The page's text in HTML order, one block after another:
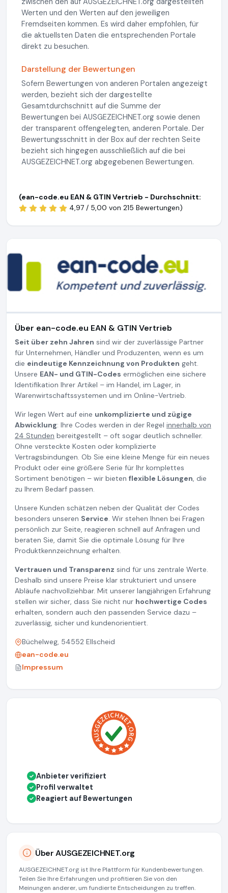
Werten und den Werten auf den jeweiligen
Fremdseiten kommen. Es wird daher empfohlen, für
die aktuellsten Daten die entsprechenden Portale
direkt zu besuchen.
Darstellung der Bewertungen
Sofern Bewertungen von anderen Portalen angezeigt
werden, bezieht sich der dargestellte
Gesamtdurchschnitt auf die Summe der
Bewertungen bei AUSGEZEICHNET.org sowie denen
der transparent offengelegten, anderen Portale. Der
Bewertungsschnitt in der Box auf der rechten Seite
bezieht sich hingegen ausschließlich auf die bei
AUSGEZEICHNET.org abgegebenen Bewertungen.
(ean-code.eu EAN & GTIN Vertrieb - Durchschnitt:
4,97 / 5,00 von 215 Bewertungen)
Über ean-code.eu EAN & GTIN Vertrieb
Seit über zehn Jahren sind wir der zuverlässige Partner
für Unternehmen, Händler und Produzenten, wenn es um
die eindeutige Kennzeichnung von Produkten geht.
Unsere EAN- und GTIN-Codes ermöglichen eine sichere
Identifikation Ihrer Artikel – im Handel, im Lager, in
Warenwirtschaftssystemen und im Online-Vertrieb.
Wir legen Wert auf eine unkomplizierte und zügige
Abwicklung: Ihre Codes werden in der Regel innerhalb von
24 Stunden bereitgestellt – oft sogar deutlich schneller.
Ohne versteckte Kosten oder komplizierte
Vertragsbindungen. Ob Sie eine kleine Menge für ein neues
Produkt oder eine größere Serie für Ihr komplettes
Sortiment benötigen – wir bieten flexible Lösungen, die
zu Ihrem Bedarf passen.
Unsere Kunden schätzen neben der Qualität der Codes
besonders unseren Service. Wir stehen Ihnen bei Fragen
persönlich zur Seite, reagieren schnell auf Anfragen und
beraten Sie, damit Sie die optimale Lösung für Ihre
Produktkennzeichnung erhalten.
Vertrauen und Transparenz sind für uns zentrale Werte.
Deshalb sind unsere Preise klar strukturiert und unsere
Abläufe nachvollziehbar. Mit unserer langjährigen Erfahrung
stellen wir sicher, dass Sie nicht nur hochwertige Codes
erhalten, sondern auch den passenden Service dazu –
zuverlässig, sicher und kundenorientiert.
Büchelweg, 54552 Ellscheid
ean-code.eu
Impressum
✓ Anbieter verifiziert
✓ Profil verwaltet
✓ Reagiert auf Bewertungen
Über AUSGEZEICHNET.org
AUSGEZEICHNET.org ist Ihre Plattform für Kundenbewertungen.
Teilen Sie Ihre Erfahrungen und profitieren Sie von den
Meinungen anderer, um fundierte Entscheidungen zu treffen.